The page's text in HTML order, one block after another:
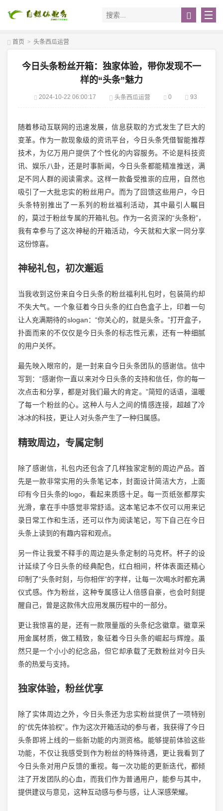
首页 > 头条西瓜运营
今日头条粉丝开箱：独家体验，带你发现不一
样的“头条”魅力
2024-10-22 06:00:17 头条西瓜运营 0 93
随着移动互联网的迅速发展，信息获取的方式发生了巨大的
变革。作为一款现象级的资讯平台，今日头条凭借智能推荐
技术，为亿万用户提供了个性化的内容服务。不论是科技资
讯、娱乐八卦，还是时事新闻，今日头条都能精准推送，满
足不同人群的阅读需求。这样一款备受推崇的应用，自然也
吸引了一大批忠实的粉丝用户。而为了回馈这些用户，今日
头条特别推出了一系列的粉丝福利活动，其中最引人瞩目
的，莫过于粉丝专属的开箱礼包。作为一名资深的“头条粉”，
我有幸参与了这次神秘的开箱活动，今天就和大家一同分享
这份惊喜。
神秘礼包，初次邂逅
当我收到这份来自今日头条的粉丝福利礼包时，包装简约却
不失大气。一个象征着今日头条的红白色盒子上，印着一句
让人充满期待的slogan：“你关心的，就是头条。”打开盒子，
扑面而来的不仅仅是今日头条的标志性元素，还有一种细腻
的用户关怀。
最先映入眼帘的，是一封来自今日头条团队的感谢信。信中
写到：“感谢你一直以来对今日头条的支持和信任，你的每一
次点击和分享，都是对我们最大的肯定。”简短的话语，温暖
了每一个粉丝的心。这种人与人之间的情感连接，超越了冷
冰冰的科技，更让人对头条产生了一种归属感。
精致周边，专属定制
除了感谢信，礼包内还包含了几样独家定制的周边产品。首
先是一款非常实用的头条笔记本，封面设计简洁大方，上面
印有今日头条的logo，看起来质感十足。每一页纸张都厚实
光滑，拿在手中感觉非常舒适。这本笔记本不仅可以用来记
录日常工作和生活，还可以作为阅读笔记，写下自己在今日
头条上读到的有趣内容和观点。
另一件让我爱不释手的周边是头条定制的马克杯。杯子的设
计延续了今日头条的经典配色，红白相间，杯体表面还精心
印制了“头条时刻，与你相伴”的字样，让每一次喝水时都充满
仪式感。作为粉丝，这种专属感让人倍感自豪，也会时刻提
醒自己，曾是这款伟大应用发展历程中的一部分。
更让我惊喜的是，还有一款限量版的头条纪念徽章。徽章采
用金属材质，做工精致，象征着今日头条的崛起与辉煌。虽
然只是一个小小的纪念品，但它却承载了无数粉丝对今日头
条的热爱与支持。
独家体验，粉丝优享
除了实体周边之外，今日头条还为忠实粉丝提供了一项特别
的“优先体验权”。作为这次开箱活动的参与者，我获得了今日
头条即将上线的一些新功能的内测资格。能够提前体验这些
功能，不仅让我感受到作为粉丝的特殊待遇，更让我看到了
今日头条对用户反馈的重视。每一次功能的更新迭代，都倾
注了开发团队的心血，而我们作为普通用户，能参与其中，
提供建议与意见，这种互动感与参与感，让人深感荣耀。